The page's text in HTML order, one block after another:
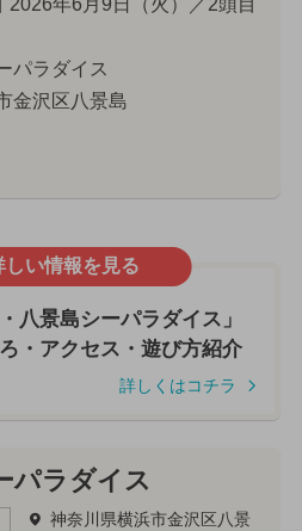
2026年6月9日（火）／2頭目
パラダイス
金沢区八景島
しい情報を見る
・八景島シーパラダイス」
・アクセス・遊び方紹介
詳しくはコチラ
パラダイス
神奈川県横浜市金沢区八景